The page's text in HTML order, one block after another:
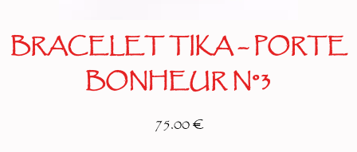
BRACELET TIKA – PORTE
BONHEUR N°3
75.00 €